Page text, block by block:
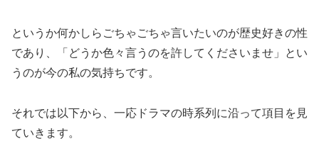
というか何かしらごちゃごちゃ言いたいのが歴史好きの性
であり、「どうか色々言うのを許してくださいませ」とい
うのが今の私の気持ちです。
それでは以下から、一応ドラマの時系列に沿って項目を見
ていきます。